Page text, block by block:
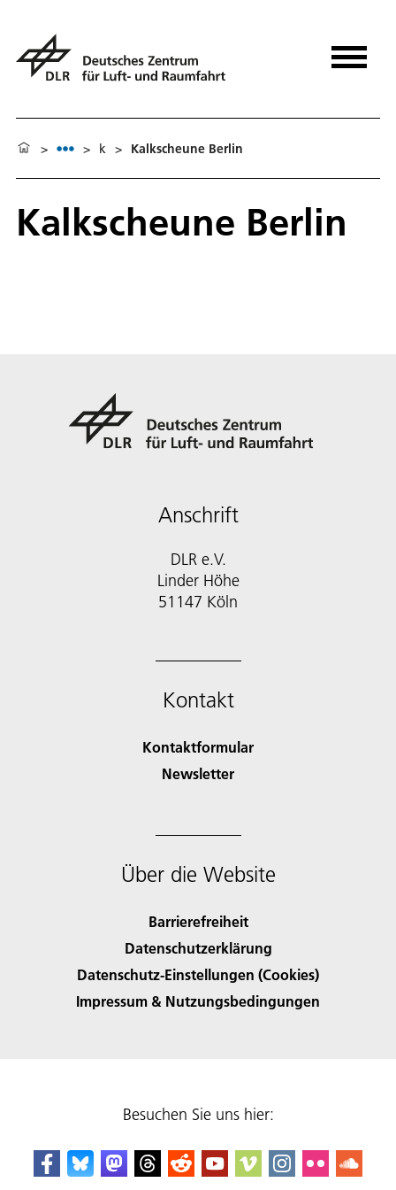
> > k > Kalkscheune Berlin
Kalkscheune Berlin
Anschrift
DLR e.V.
Linder Höhe
51147 Köln
Kontakt
Kontaktformular
Newsletter
Über die Website
Barrierefreiheit
Datenschutzerklärung
Datenschutz-Einstellungen (Cookies)
Impressum & Nutzungsbedingungen
Besuchen Sie uns hier: